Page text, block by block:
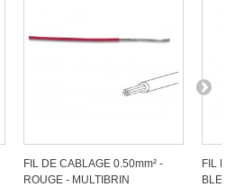
FIL DE CABLAGE 0.50mm² -
ROUGE - MULTIBRIN
FIL
BLEU